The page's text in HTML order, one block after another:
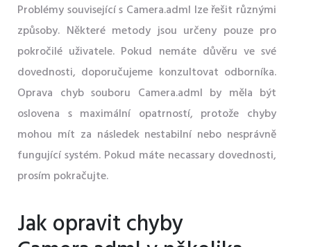
Problémy související s Camera.adml lze řešit různými
způsoby. Některé metody jsou určeny pouze pro
pokročilé uživatele. Pokud nemáte důvěru ve své
dovednosti, doporučujeme konzultovat odborníka.
Oprava chyb souboru Camera.adml by měla být
oslovena s maximální opatrností, protože chyby
mohou mít za následek nestabilní nebo nesprávně
fungující systém. Pokud máte necassary dovednosti,
prosím pokračujte.
Jak opravit chyby